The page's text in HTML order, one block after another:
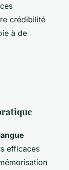
crédibilité
à de
efficaces